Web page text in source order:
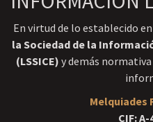
En virtud de lo establecido
la Sociedad de la
(LSSICE) y demás
Melquiades
CIF: A-